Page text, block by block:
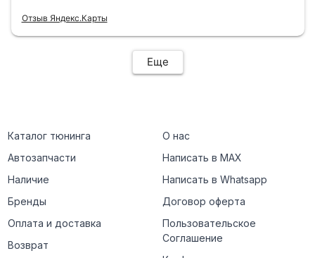
Отзыв Яндекс.Карты
Еще
Каталог тюнинга
Автозапчасти
Наличие
Бренды
Оплата и доставка
Возврат
О нас
Написать в MAX
Написать в Whatsapp
Договор оферта
Пользовательское
Соглашение